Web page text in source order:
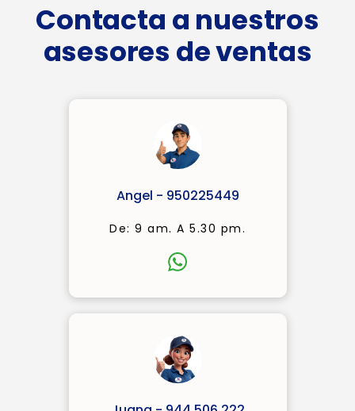
Contacta a nuestros
asesores de ventas
Angel - 950225449
De: 9 am. A 5.30 pm.